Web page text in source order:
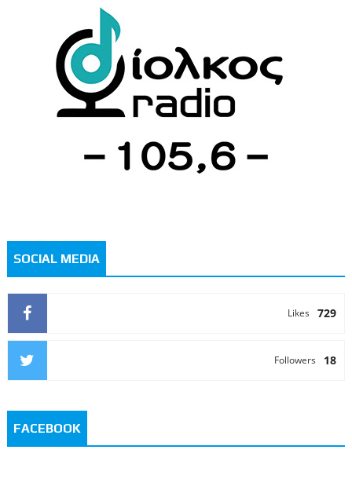
SOCIAL MEDIA
729
Likes
18
Followers
FACEBOOK